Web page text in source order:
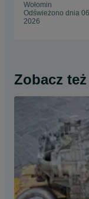
Wołomin
Odświeżono dnia
2026
Zobacz też